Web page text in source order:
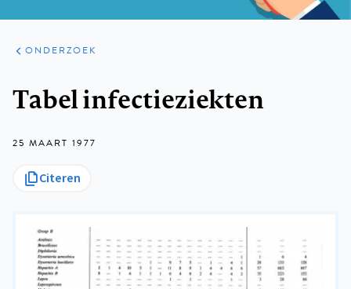
ARTIKELEN
ONDERZOEK
ONDERZOEK
Tabel infectieziekten
25 MAART 1977
Citeren